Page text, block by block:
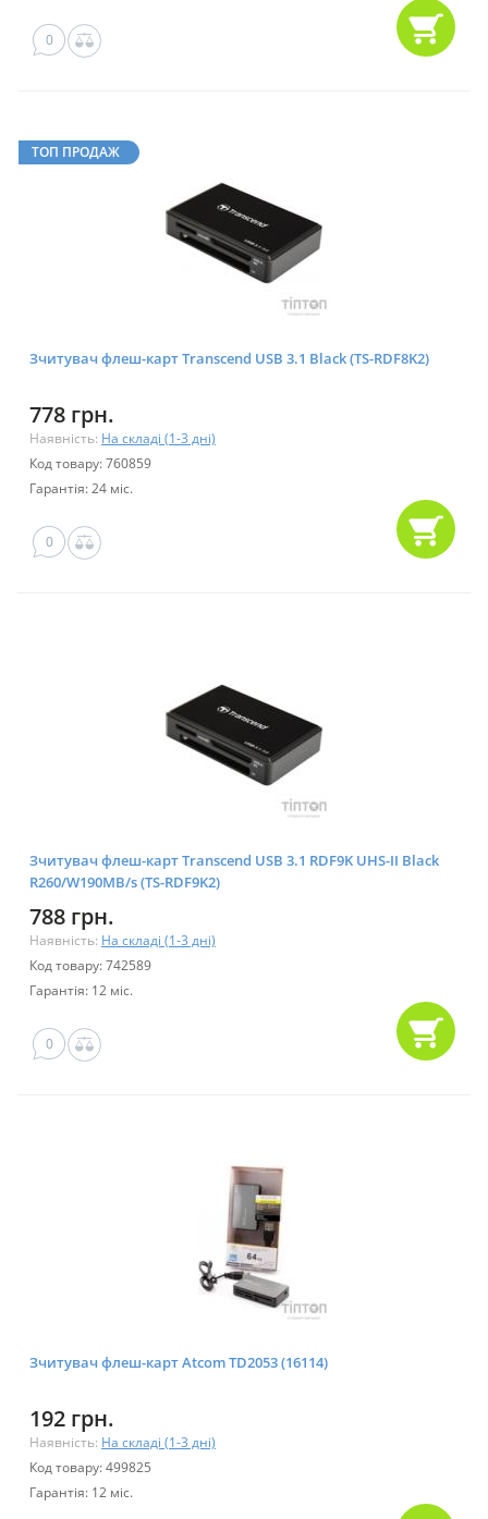
0
ТОП ПРОДАЖ
Зчитувач флеш-карт Transcend USB 3.1 Black (TS-RDF8K2)
778 грн.
Наявність: На складі (1-3 дні)
Код товару: 760859
Гарантія: 24 міс.
0
Зчитувач флеш-карт Transcend USB 3.1 RDF9K UHS-II Black
R260/W190MB/s (TS-RDF9K2)
788 грн.
Наявність: На складі (1-3 дні)
Код товару: 742589
Гарантія: 12 міс.
0
Зчитувач флеш-карт Atcom TD2053 (16114)
192 грн.
Наявність: На складі (1-3 дні)
Код товару: 499825
Гарантія: 12 міс.